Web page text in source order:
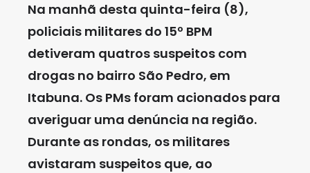
Na manhã desta quinta-feira (8),
policiais militares do 15º BPM
detiveram quatros suspeitos com
drogas no bairro São Pedro, em
Itabuna. Os PMs foram acionados para
averiguar uma denúncia na região.
Durante as rondas, os militares
avistaram suspeitos que, ao